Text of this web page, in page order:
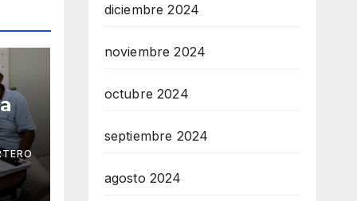
diciembre 2024
noviembre 2024
octubre 2024
septiembre 2024
agosto 2024